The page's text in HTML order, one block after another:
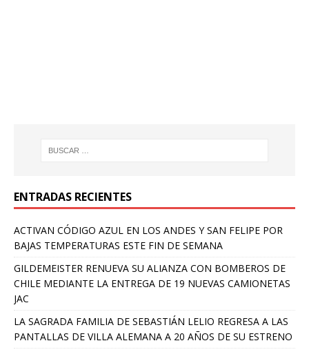
ENTRADAS RECIENTES
ACTIVAN CÓDIGO AZUL EN LOS ANDES Y SAN FELIPE POR
BAJAS TEMPERATURAS ESTE FIN DE SEMANA
GILDEMEISTER RENUEVA SU ALIANZA CON BOMBEROS DE
CHILE MEDIANTE LA ENTREGA DE 19 NUEVAS CAMIONETAS
JAC
LA SAGRADA FAMILIA DE SEBASTIÁN LELIO REGRESA A LAS
PANTALLAS DE VILLA ALEMANA A 20 AÑOS DE SU ESTRENO